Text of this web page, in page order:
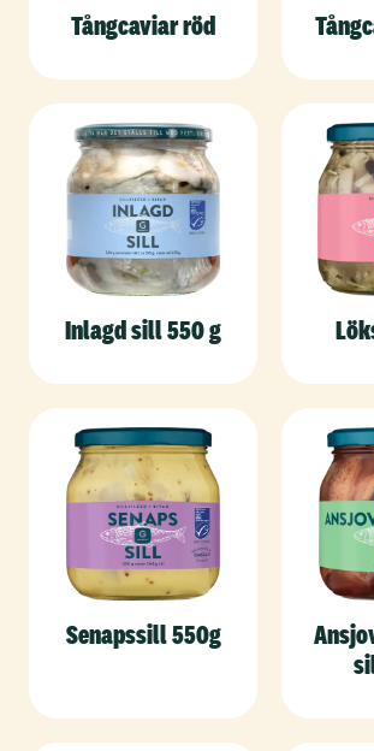
Tångcaviar röd
Inlagd sill 550 g
Senapssill 550g